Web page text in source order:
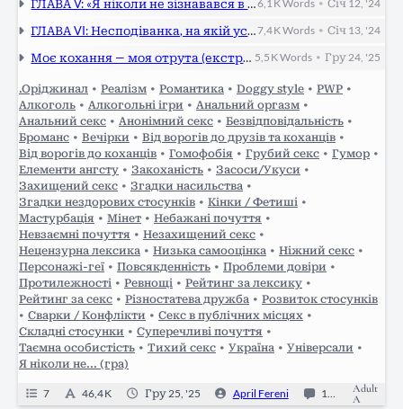
варто дати величезного підсрачника і в
першій же главі змусити раптово переспати зі
своїм недодругом-недоворогом, щоб створити
секрет третьої кімнати, розгадку якого не знає
ГЛАВА V: «Я ніколи не зізнавався в усьому підряд в один день», і Федя йде в захмелля 6,1 KWords •Січ 12, '24
ГЛАВА VI: Несподіванка, на якій усе закінчилося 7,4 KWords •Січ 13, '24
Моє кохання — моя отрута (екстра-глава про Мілу і Віру, рейтинг R / Teen) 5,5 KWords •Гру 24, '25
.Оріджинал • Реалізм • Романтика • Doggy style • PWP •
Алкоголь • Алкогольні ігри • Анальний оргазм •
Анальний секс • Анонімний секс • Безвідповідальність •
Броманс • Вечірки • Від ворогів до друзів та коханців •
Від ворогів до коханців • Гомофобія • Грубий секс • Гумор •
Елементи ангсту • Закоханість • Засоси/Укуси •
Захищений секс • Згадки насильства •
Згадки нездорових стосунків • Кінки / Фетиші •
Мастурбація • Мінет • Небажані почуття •
Невзаємні почуття • Незахищений секс •
Нецензурна лексика • Низька самооцінка • Ніжний секс •
Персонажі-геї • Повсякденність • Проблеми довіри •
Протилежності • Ревнощі • Рейтинг за лексику •
Рейтинг за секс • Різностатева дружба • Розвиток стосунків
• Сварки / Конфлікти • Секс в публічних місцях •
Складні стосунки • Суперечливі почуття •
Таємна особистість • Тихий секс • Україна • Універсали •
Я ніколи не... (гра)
7 46,4 K Гру 25, '25 April Fereni 11
Adult
A